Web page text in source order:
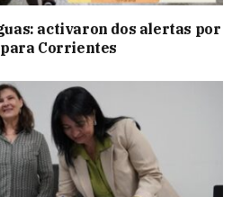
activaron dos alertas por
Corrientes